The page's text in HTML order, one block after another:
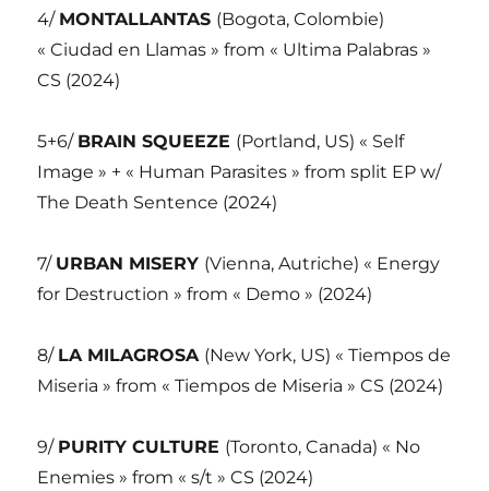
4/ MONTALLANTAS (Bogota, Colombie)
« Ciudad en Llamas » from « Ultima Palabras »
CS (2024)
5+6/ BRAIN SQUEEZE (Portland, US) « Self
Image » + « Human Parasites » from split EP w/
The Death Sentence (2024)
7/ URBAN MISERY (Vienna, Autriche) « Energy
for Destruction » from « Demo » (2024)
8/ LA MILAGROSA (New York, US) « Tiempos de
Miseria » from « Tiempos de Miseria » CS (2024)
9/ PURITY CULTURE (Toronto, Canada) « No
Enemies » from « s/t » CS (2024)